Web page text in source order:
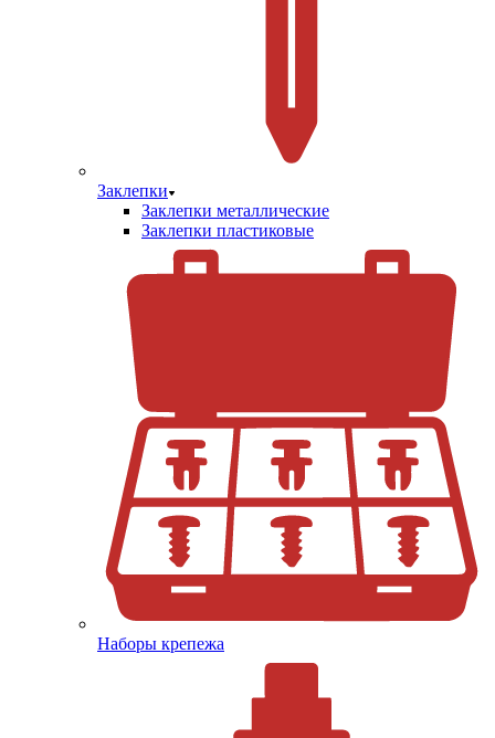
Заклепки
Заклепки металлические
Заклепки пластиковые
Наборы крепежа